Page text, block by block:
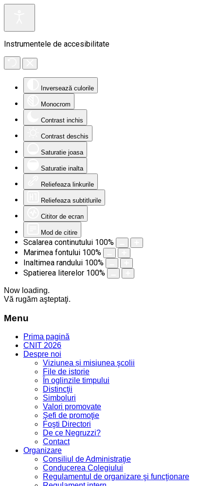
Instrumentele de accesibilitate
Inversează culorile
Monocrom
Contrast inchis
Contrast deschis
Saturatie joasa
Saturatie inalta
Reliefeaza linkurile
Reliefeaza subtitlurile
Cititor de ecran
Mod de citire
Scalarea continutului 100%
Marimea fontului 100%
Inaltimea randului 100%
Spatierea literelor 100%
Now loading.
Vă rugăm aşteptaţi.
Menu
Prima pagină
CNIT 2026
Despre noi
Viziunea și misiunea şcolii
File de istorie
În oglinzile timpului
Distincţii
Simboluri
Valori promovate
Şefi de promoţie
Foşti Directori
De ce Negruzzi?
Contact
Organizare
Consiliul de Administraţie
Conducerea Colegiului
Regulamentul de organizare şi funcţionare